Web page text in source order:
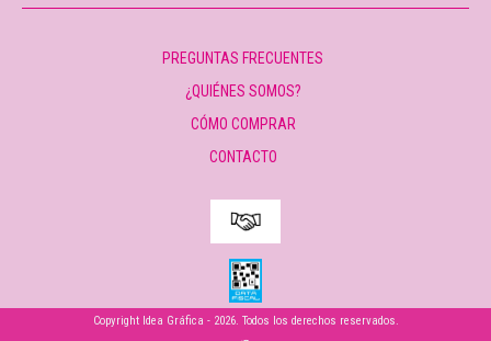
PREGUNTAS FRECUENTES
¿QUIÉNES SOMOS?
CÓMO COMPRAR
CONTACTO
Copyright Idea Gráfica - 2026. Todos los derechos reservados.